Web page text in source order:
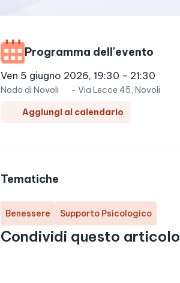
Programma dell'evento
ven 5 giugno 2026, 19:30 - 21:30
Nodo di Novoli - Via Lecce 45, Novoli
Aggiungi al calendario
Tematiche
Benessere Supporto Psicologico
Condividi questo articolo